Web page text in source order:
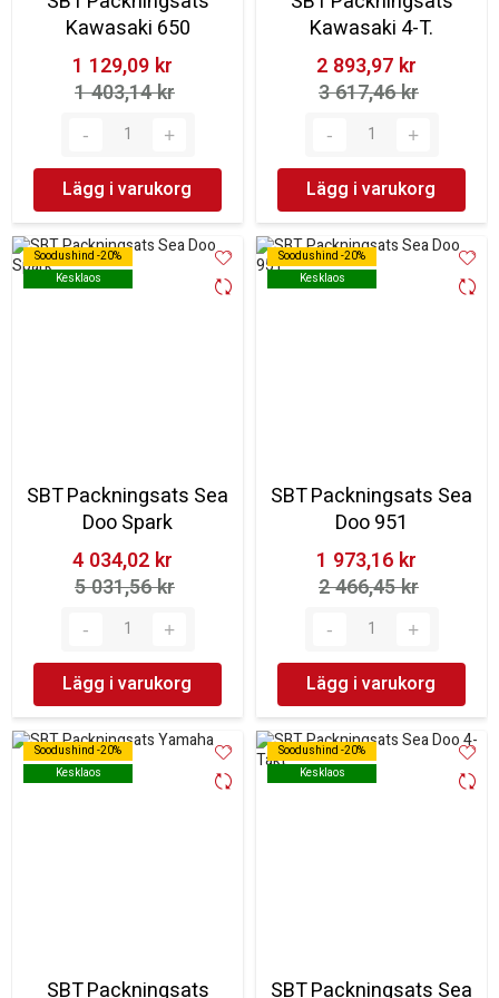
Kawasaki 650
1 129,09 kr‎
1 403,14 kr‎
Lägg i varukorg
Kawasaki 4-T.
2 893,97 kr‎
3 617,46 kr‎
Lägg i varukorg
Soodushind -20%
Kesklaos
Soodushind -20%
Kesklaos
SBT Packningsats Sea
Doo Spark
4 034,02 kr‎
5 031,56 kr‎
Lägg i varukorg
Soodushind -20%
Kesklaos
Soodushind -20%
Kesklaos
SBT Packningsats Sea
Doo 951
1 973,16 kr‎
2 466,45 kr‎
Lägg i varukorg
Soodushind -20%
Kesklaos
Soodushind -20%
Kesklaos
SBT Packningsats
Soodushind -20%
Kesklaos
Soodushind -20%
Kesklaos
SBT Packningsats Sea